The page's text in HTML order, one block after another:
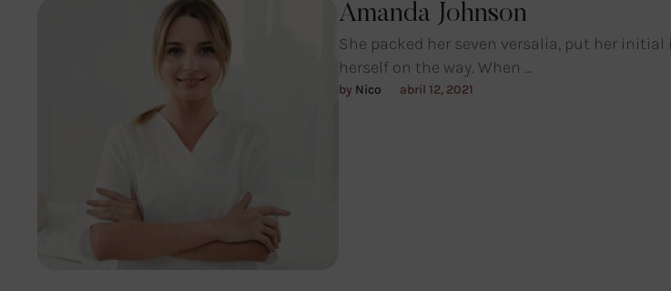
Amanda Johnson
She packed her seven versalia, put her
herself on the way. When …
by Nico abril 12, 2021